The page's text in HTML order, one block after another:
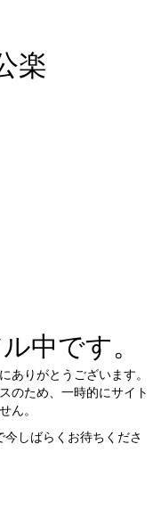
楽
中です。
ありがとうございます。
のため、一時的にサイト
ん。
しばらくお待ちくださ